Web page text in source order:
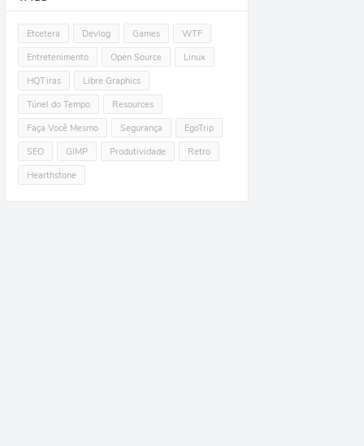
Etcetera Devlog Games
WTF
Entretenimento
Open Source
Linux
HQTiras
Libre Graphics
Túnel do Tempo
Resources
Faça Você Mesmo
Segurança
EgoTrip
SEO
GIMP Produtividade
Retro
Hearthstone